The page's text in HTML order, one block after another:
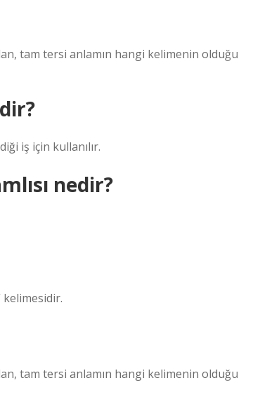
tam tersi anlamın hangi kelimenin olduğu
iş için kullanılır.
nedir?
kelimesidir.
tam tersi anlamın hangi kelimenin olduğu